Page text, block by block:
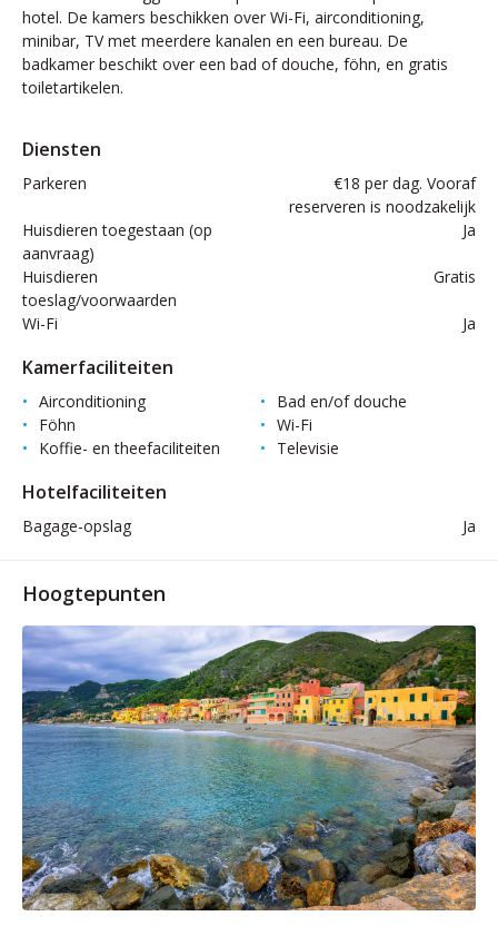
hotel. De kamers beschikken over Wi-Fi, airconditioning,
minibar, TV met meerdere kanalen en een bureau. De
badkamer beschikt over een bad of douche, föhn, en gratis
toiletartikelen.
Diensten
Parkeren
€18 per dag. Vooraf
reserveren is noodzakelijk
Huisdieren toegestaan (op
aanvraag)
Ja
Huisdieren
toeslag/voorwaarden
Gratis
Wi-Fi Ja
Kamerfaciliteiten
Airconditioning
Bad en/of douche
Föhn
Wi-Fi
Koffie- en theefaciliteiten
Televisie
Hotelfaciliteiten
Bagage-opslag Ja
Hoogtepunten